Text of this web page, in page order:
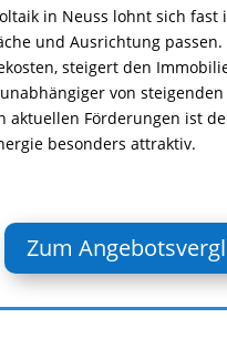
in Neuss lohnt sich fast
und Ausrichtung passen.
steigert den
von
aktuellen Förderungen ist
besonders attraktiv.
Zum